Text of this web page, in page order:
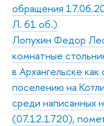
обращения
Л. 61 об.)
Лопухин Федор
комнатные
в Архангельске
поселению на
среди написанных
(07.12.1720),